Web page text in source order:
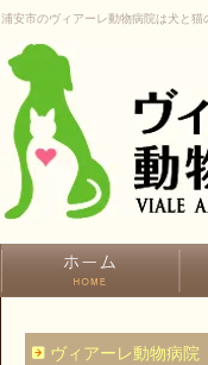
浦安市のヴィアーレ動物病院は犬と猫
ヴィアーレ動物病院